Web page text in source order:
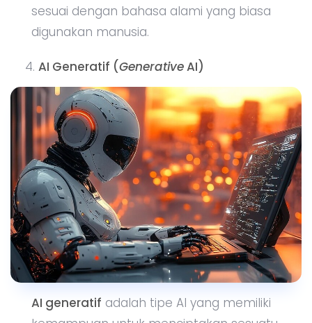
sesuai dengan bahasa alami yang biasa
digunakan manusia.
AI Generatif (GenerativeAI)
AI generatif adalah tipe AI yang memiliki